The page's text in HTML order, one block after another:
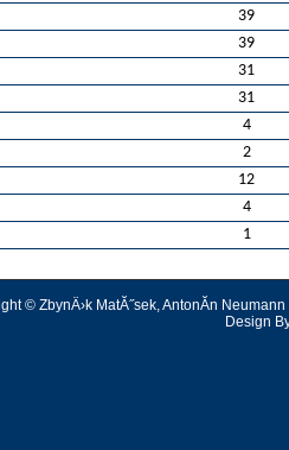
39
39
31
31
4
2
12
4
1
© ZbynÄ›k MatĂ˝sek, AntonĂ­n
Design